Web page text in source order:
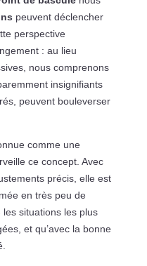
peuvent déclencher
perspective
: au lieu
nous comprenons
insignifiants
peuvent bouleverser
comme une
ce concept. Avec
précis, elle est
en très peu de
situations les plus
et qu’avec la bonne